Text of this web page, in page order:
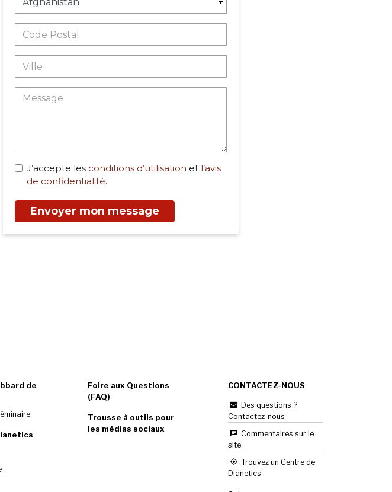
J’accepte les conditions d’utilisation et l’avis
de confidentialité.
Envoyer mon message
de
Foire aux Questions
(FAQ)
Trousse à outils pour
les médias sociaux
CONTACTEZ-NOUS
Des questions ?
Contactez-nous
Commentaires sur le
site
Trouvez un Centre de
Dianetics